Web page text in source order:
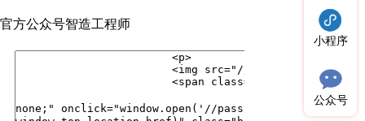
官方公众号智造工程师
小程序
公众号